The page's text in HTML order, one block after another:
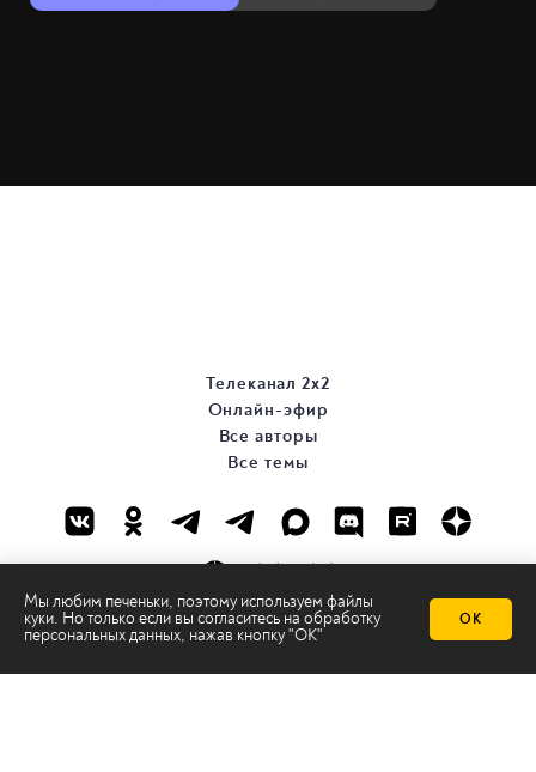
Мы любим печеньки, поэтому используем файлы
куки. Но только если вы согласитесь на обработку
персональных данных, нажав кнопку "ОК"
ОК
Телеканал 2х2
Онлайн-эфир
Все авторы
Все темы
© ООО «ТРК «2Х2», 2026
Правовая информация